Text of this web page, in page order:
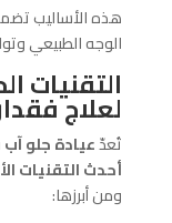
هذه الأساليب
الوجه الطبيعي
التقنيات
لعلاج
تُعدّعيادة جلو
أحدث التقنيات
ومن أبرزها: